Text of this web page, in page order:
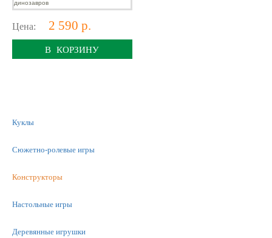
Цена: 2 590 р.
В КОРЗИНУ
Куклы
Сюжетно-ролевые игры
Конструкторы
Настольные игры
Деревянные игрушки